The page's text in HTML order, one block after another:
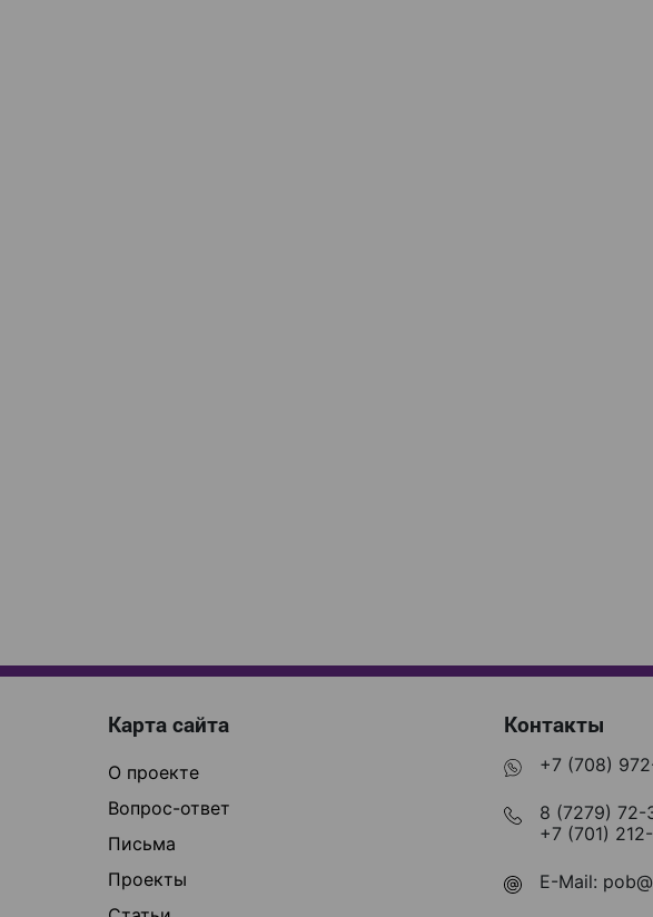
Карта сайта
О проекте
Вопрос-ответ
Письма
Проекты
Контакты
+7 (708)
8 (7279) 72-
+7 (701)
E-Mail: